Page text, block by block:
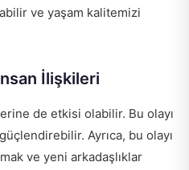
ve yaşam kalitemizi
İlişkileri
de etkisi olabilir. Bu olayı
Ayrıca, bu olayı
ve yeni arkadaşlıklar